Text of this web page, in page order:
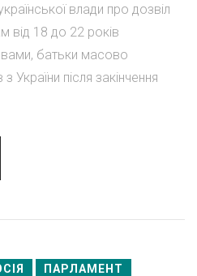
влади про дозвіл
від 18 до 22 років
батьки масово
України після закінчення
ПАРЛАМЕНТ